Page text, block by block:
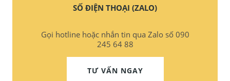
SỐ ĐIỆN THOẠI (ZALO)
Gọi hotline hoặc nhắn tin qua Zalo số 090
245 64 88
TƯ VẤN NGAY